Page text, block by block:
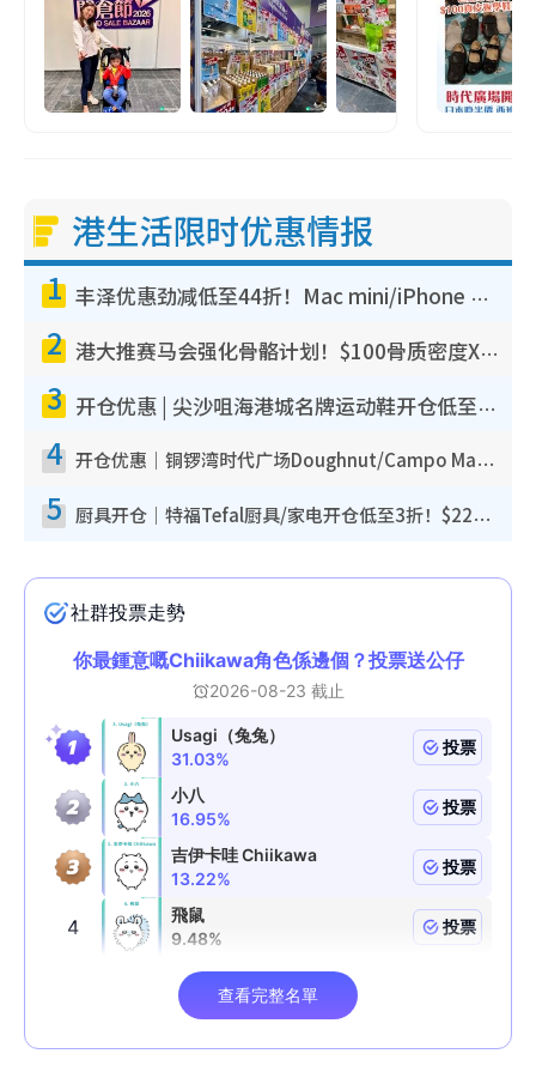
港生活限时优惠情报
1 丰泽优惠劲减低至44折！Mac mini/iPhone 17 Pro大减价！厨房家电$220起
2 港大推赛马会强化骨骼计划！$100骨质密度X光检查 完成免费运动训练送超市礼券！附参加资格
3 开仓优惠 | 尖沙咀海港城名牌运动鞋开仓低至1折！On鞋$899起/Joy&Peace鞋履$98起
4 开仓优惠｜铜锣湾时代广场Doughnut/Campo Marzio开仓低至1折！背囊、书包、手袋劈价$200起
5 厨具开仓｜特福Tefal厨具/家电开仓低至3折！$220起买平底锅/炒锅/汤锅！电饭煲/吸尘器/挂烫机$418起